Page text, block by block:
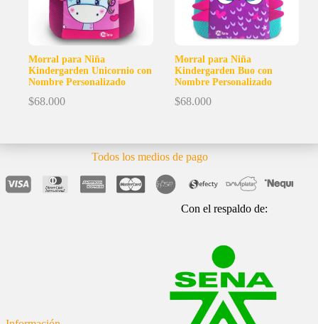
Morral para Niña
Kindergarden Unicornio con
Nombre Personalizado
$68.000
Morral para Niña
Kindergarden Buo con
Nombre Personalizado
$68.000
Todos los medios de pago
Con el respaldo de: